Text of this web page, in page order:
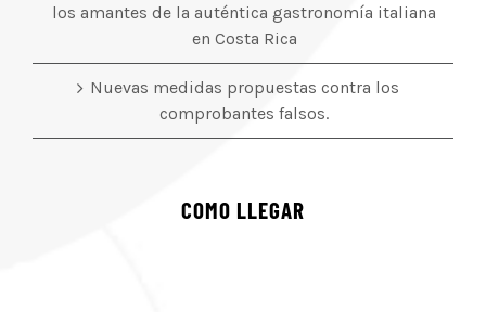
los amantes de la auténtica gastronomía italiana
en Costa Rica
Nuevas medidas propuestas contra los
comprobantes falsos.
COMO LLEGAR